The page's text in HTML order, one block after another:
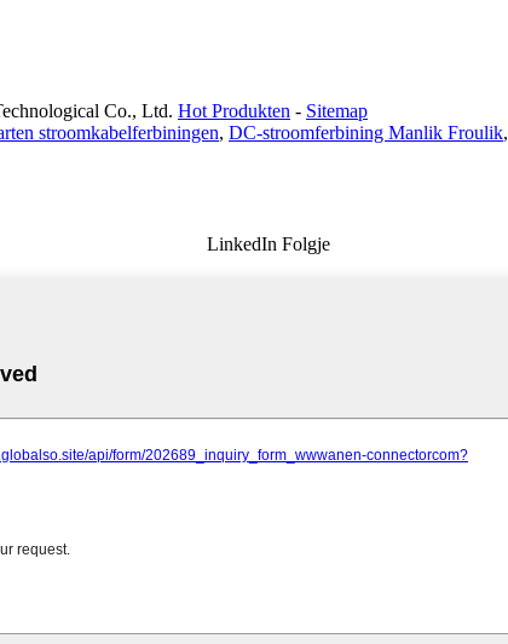
Co., Ltd. Hot Produkten - Sitemap
stroomkabelferbiningen, DC-stroomferbining Manlik Froulik,
LinkedIn Folgje